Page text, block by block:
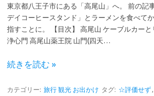
東京都八王子市にある「高尾山」へ。 前の記
デイコーヒースタンド」とラーメンを食べて
指すことに。 【目次】 高尾山 ケーブルカー
浄心門 高尾山薬王院 山門(四天…
続きを読む »
カテゴリー: 旅行 観光 お出かけ タグ: ☆評価せず,